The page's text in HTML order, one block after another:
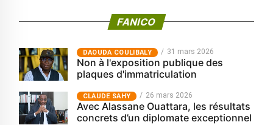
FANICO
‎DAOUDA COULIBALY 31 mars 2026
Non à l'exposition publique des
plaques d'immatriculation
CLAUDE SAHY 26 mars 2026
Avec Alassane Ouattara, les résultats
concrets d’un diplomate exceptionnel